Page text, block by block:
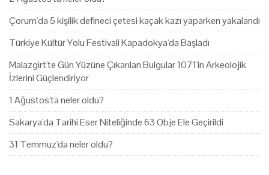
Çorum'da 5 kişilik defineci çetesi kaçak kazı yaparken yakalandı
Türkiye Kültür Yolu Festivali Kapadokya'da Başladı
Malazgirt'te Gün Yüzüne Çıkarılan Bulgular 1071'in Arkeolojik
İzlerini Güçlendiriyor
1 Ağustos'ta neler oldu?
Sakarya'da Tarihi Eser Niteliğinde 63 Obje Ele Geçirildi
31 Temmuz'da neler oldu?